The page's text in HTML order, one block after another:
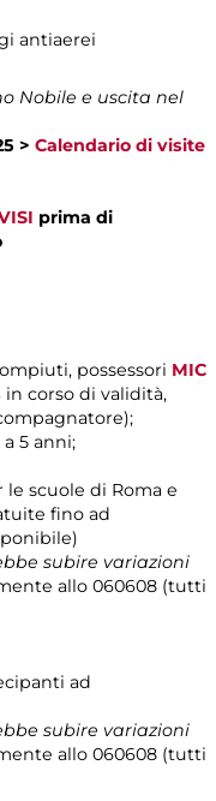
antiaerei
Nobile e uscita nel
> Calendario di visite
prima di
possessori MIC
in corso di validità,
5 anni;
le scuole di Roma e
fino ad
subire variazioni
allo 060608 (tutti
ad
subire variazioni
allo 060608 (tutti